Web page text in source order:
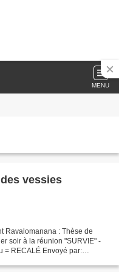
MENU
vessies
Ravalomanana : Thèse de
soir à la réunion "SURVIE" -
= RECALÉ Envoyé par: